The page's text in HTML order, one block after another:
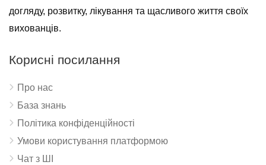
догляду, розвитку, лікування та щасливого життя своїх
вихованців.
Корисні посилання
Про нас
База знань
Політика конфіденційності
Умови користування платформою
Чат з ШІ